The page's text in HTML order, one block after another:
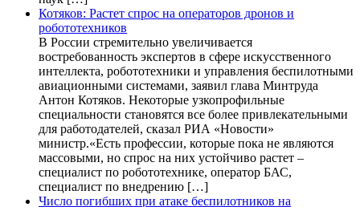
Котяков: Растет спрос на операторов дронов и
робототехников
В России стремительно увеличивается
востребованность экспертов в сфере искусственного
интеллекта, робототехники и управления беспилотными
авиационными системами, заявил глава Минтруда
Антон Котяков. Некоторые узкопрофильные
специальности становятся все более привлекательными
для работодателей, сказал РИА «Новости»
министр.«Есть профессии, которые пока не являются
массовыми, но спрос на них устойчиво растет –
специалист по робототехнике, оператор БАС,
специалист по внедрению […]
Число погибших при атаке беспилотников на